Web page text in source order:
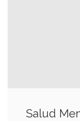
Salud